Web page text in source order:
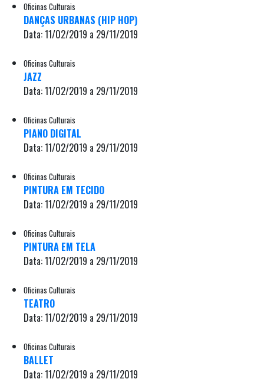
Oficinas Culturais
DANÇAS URBANAS (HIP HOP)
Data: 11/02/2019 a 29/11/2019
Oficinas Culturais
JAZZ
Data: 11/02/2019 a 29/11/2019
Oficinas Culturais
PIANO DIGITAL
Data: 11/02/2019 a 29/11/2019
Oficinas Culturais
PINTURA EM TECIDO
Data: 11/02/2019 a 29/11/2019
Oficinas Culturais
PINTURA EM TELA
Data: 11/02/2019 a 29/11/2019
Oficinas Culturais
TEATRO
Data: 11/02/2019 a 29/11/2019
Oficinas Culturais
BALLET
Data: 11/02/2019 a 29/11/2019